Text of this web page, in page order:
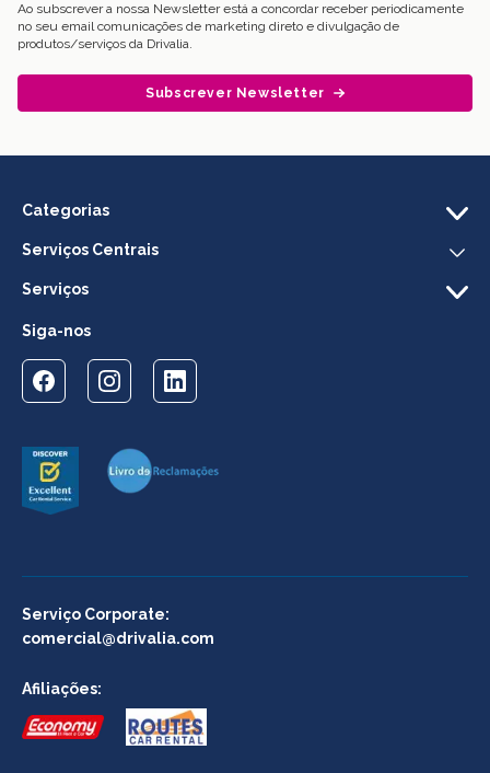
Ao subscrever a nossa Newsletter está a concordar receber periodicamente
no seu email comunicações de marketing direto e divulgação de
produtos/serviços da Drivalia.
Subscrever Newsletter
Categorias
Serviços Centrais
Serviços
Siga-nos
Serviço Corporate:
comercial@drivalia.com
Afiliações: